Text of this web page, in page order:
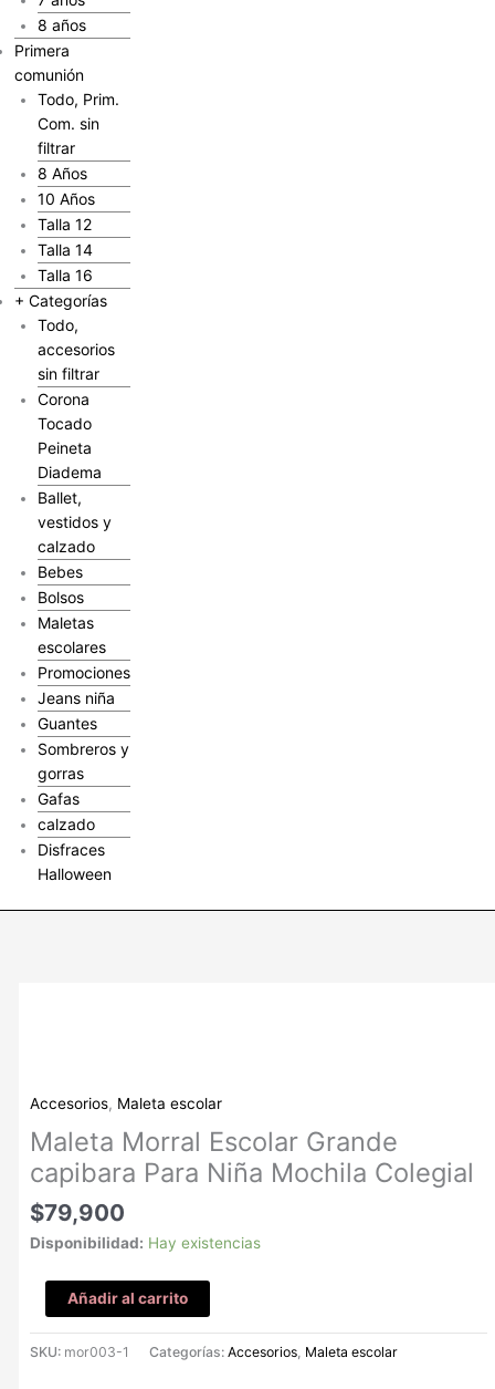
8 años
Primera
comunión
Todo, Prim.
Com. sin
filtrar
8 Años
10 Años
Talla 12
Talla 14
Talla 16
+ Categorías
Todo,
accesorios
sin filtrar
Corona
Tocado
Peineta
Diadema
Ballet,
vestidos y
calzado
Bebes
Bolsos
Maletas
escolares
Promociones
Jeans niña
Guantes
Sombreros y
gorras
Gafas
calzado
Disfraces
Halloween
Accesorios, Maleta escolar
Maleta Morral Escolar Grande
capibara Para Niña Mochila Colegial
$79,900
Disponibilidad: Hay existencias
capibara
Niña
Mochila
Colegial
cantidad
Añadir al carrito
SKU: mor003-1 Categorías:Accesorios, Maleta escolar